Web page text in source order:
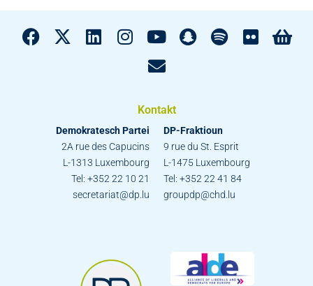
Kontakt
Demokratesch Partei
2A rue des Capucins
L-1313 Luxembourg
Tel: +352 22 10 21
secretariat@dp.lu
DP-Fraktioun
9 rue du St. Esprit
L-1475 Luxembourg
Tel: +352 22 41 84
groupdp@chd.lu